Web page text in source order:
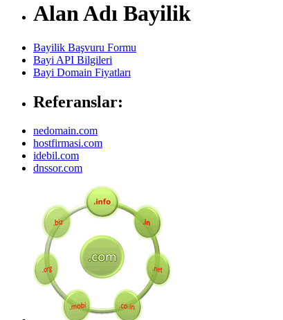
Alan Adı Bayilik
Bayilik Başvuru Formu
Bayi API Bilgileri
Bayi Domain Fiyatları
Referanslar:
nedomain.com
hostfirmasi.com
idebil.com
dnssor.com